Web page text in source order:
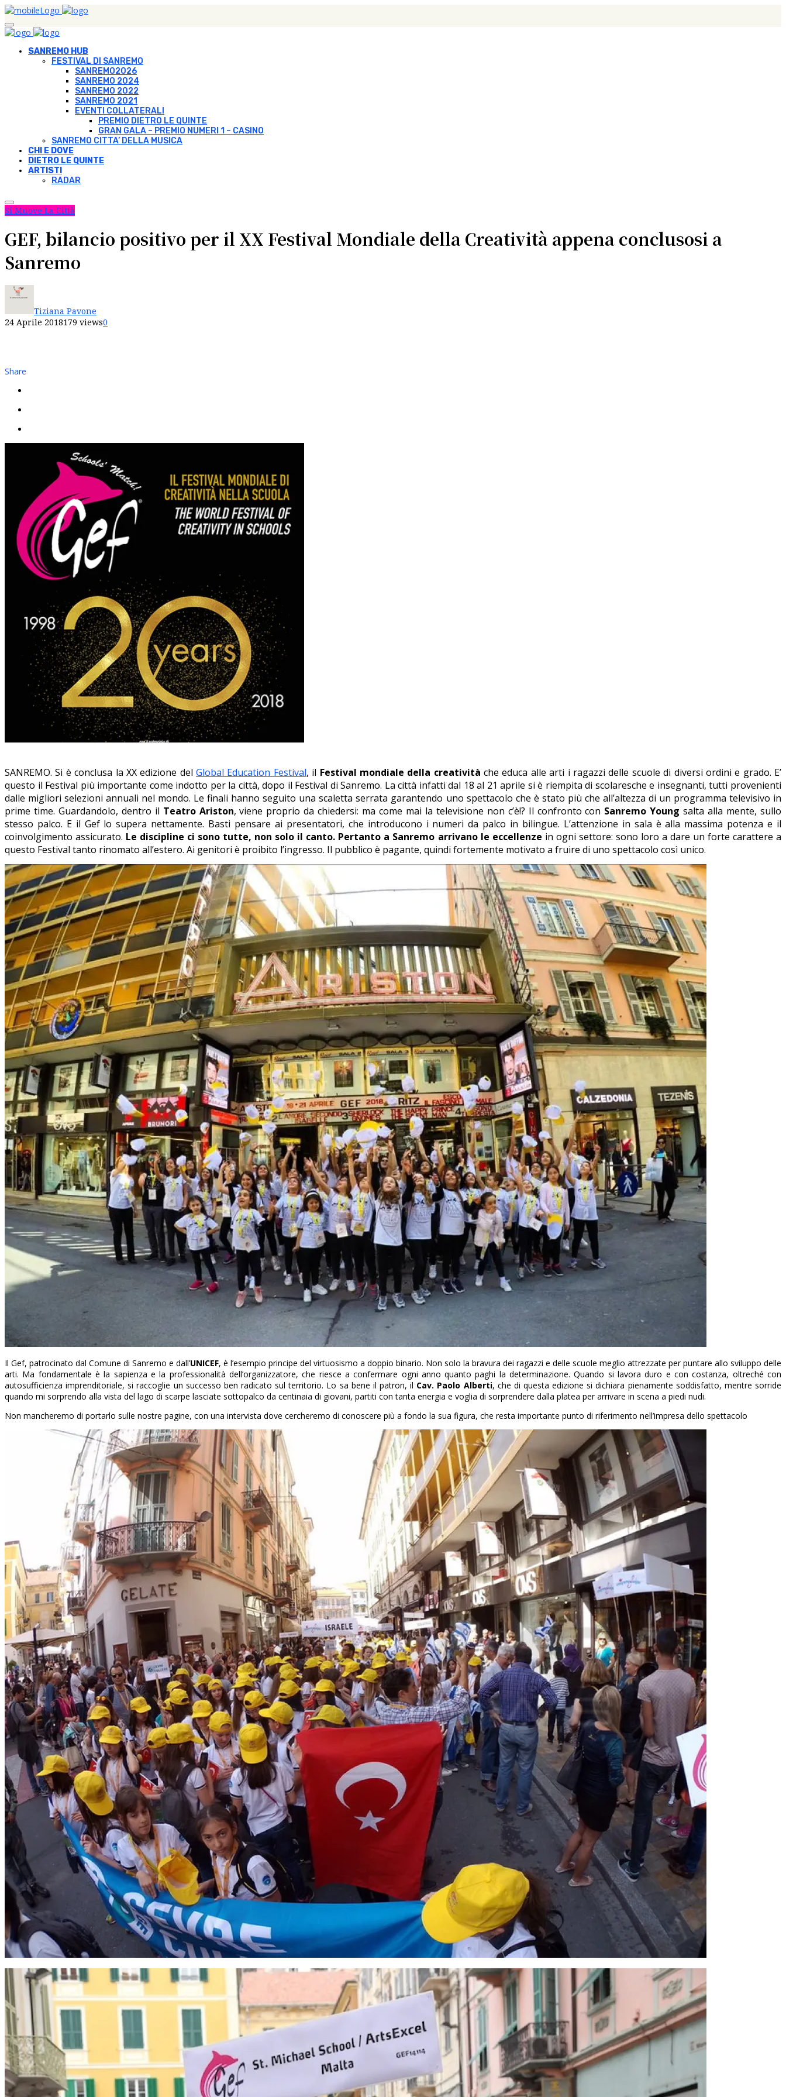
SANREMO HUB
FESTIVAL DI SANREMO
SANREMO2026
SANREMO 2024
SANREMO 2022
SANREMO 2021
EVENTI COLLATERALI
PREMIO DIETRO LE QUINTE
GRAN GALA – PREMIO NUMERI 1 – CASINO
SANREMO CITTA’ DELLA MUSICA
CHI E DOVE
DIETRO LE QUINTE
ARTISTI
RADAR
Si Muove La Città
GEF, bilancio positivo per il XX Festival Mondiale della Creatività appena conclusosi a
Sanremo
Tiziana Pavone
24 Aprile 2018179 views0
Share
SANREMO. Si è conclusa la XX edizione delGlobal Education Festival, il Festival mondiale della creatività che educa alle arti i ragazzi delle scuole di diversi ordini e grado. E’
questo il Festival più importante come indotto per la città, dopo il Festival di Sanremo. La città infatti dal 18 al 21 aprile si è riempita di scolaresche e insegnanti, tutti provenienti
dalle migliori selezioni annuali nel mondo. Le finali hanno seguito una scaletta serrata garantendo uno spettacolo che è stato più che all’altezza di un programma televisivo in
prime time. Guardandolo, dentro il Teatro Ariston, viene proprio da chiedersi: ma come mai la televisione non c’è!? Il confronto con Sanremo Young salta alla mente, sullo
stesso palco. E il Gef lo supera nettamente. Basti pensare ai presentatori, che introducono i numeri da palco in bilingue. L’attenzione in sala è alla massima potenza e il
coinvolgimento assicurato. Le discipline ci sono tutte, non solo il canto. Pertanto a Sanremo arrivano le eccellenze in ogni settore: sono loro a dare un forte carattere a
questo Festival tanto rinomato all’estero. Ai genitori è proibito l’ingresso. Il pubblico è pagante, quindi fortemente motivato a fruire di uno spettacolo così unico.
Il Gef, patrocinato dal Comune di Sanremo e dall’UNICEF, è l’esempio principe del virtuosismo a doppio binario. Non solo la bravura dei ragazzi e delle scuole meglio attrezzate per puntare allo sviluppo delle
arti. Ma fondamentale è la sapienza e la professionalità dell’organizzatore, che riesce a confermare ogni anno quanto paghi la determinazione. Quando si lavora duro e con costanza, oltreché con
autosufficienza imprenditoriale, si raccoglie un successo ben radicato sul territorio. Lo sa bene il patron, il Cav. Paolo Alberti, che di questa edizione si dichiara pienamente soddisfatto, mentre sorride
quando mi sorprendo alla vista del lago di scarpe lasciate sottopalco da centinaia di giovani, partiti con tanta energia e voglia di sorprendere dalla platea per arrivare in scena a piedi nudi.
Non mancheremo di portarlo sulle nostre pagine, con una intervista dove cercheremo di conoscere più a fondo la sua figura, che resta importante punto di riferimento nell’impresa dello spettacolo